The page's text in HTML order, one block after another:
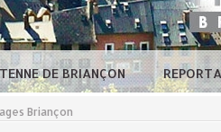
DE BRIANÇON
Briançon